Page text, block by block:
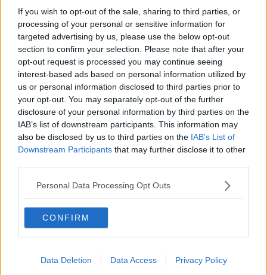
If you wish to opt-out of the sale, sharing to third parties, or
processing of your personal or sensitive information for
targeted advertising by us, please use the below opt-out
section to confirm your selection. Please note that after your
opt-out request is processed you may continue seeing
interest-based ads based on personal information utilized by
us or personal information disclosed to third parties prior to
your opt-out. You may separately opt-out of the further
disclosure of your personal information by third parties on the
IAB’s list of downstream participants. This information may
also be disclosed by us to third parties on the IAB’s List of
Downstream Participants that may further disclose it to other
Personal Data Processing Opt Outs
CONFIRM
Data Deletion Data Access Privacy Policy
Tutti morimmo a stento (3)
Tutti morimmo a stento (2)
​Tutti morimmo a stento (1)
IL CORRIDOIO BLU il resoconto del convegno
Un manuale essenziale per seguire il CORRIDOIO BLU
Il corridoio blu
​Il cronoprogramma ottimale verso il full electric sui traghetti
​I costi dell’adeguamento al cold ironing
Alcune domande da esordiente agli esperti che decidono le
sorti dell’Elba
Verso il full electric a gestione pubblica dei traghetti​
​La Scienza dei Cittadini e i Cittadini per l’Aria
Trump e le sue guerre contro i deboli e contro la terra
​Date loro l’Oscar al posto del Nobel per la Pace
L'umanizzazione dell'economia e della politica
​Dopo il diluvio dei NO: un patto intergenerazionale
​Un grandioso NO ai falchi teocratici e ai loro vassalli
La religione è la cocaina dei potenti
L’italiano vero e la paura che al referendum vinca il No